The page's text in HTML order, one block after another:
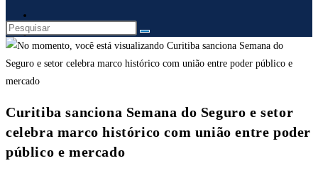
site
Curitiba sanciona Semana do Seguro e setor
celebra marco histórico com união entre poder
público e mercado